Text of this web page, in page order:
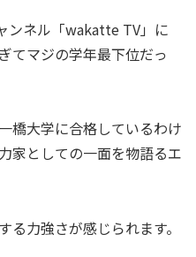
ンネル「wakatte TV」に
てマジの学年最下位だっ
橋大学に合格しているわけ
家としての一面を物語るエ
力強さが感じられます。